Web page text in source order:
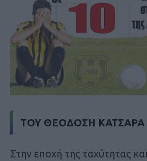
ΤΟΥ ΘΕΟΔΟΣΗ ΚΑΤΣΑΡΑ
Στην εποχή της ταχύτητας